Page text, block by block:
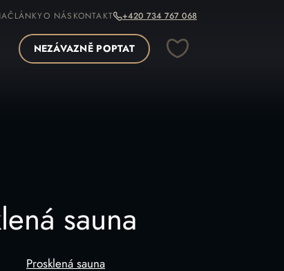
ČLÁNKYO NÁS KONTAKT +420 734 767 068
NEZÁVAZNĚ POPTAT
ODKAZ
sauna
Prosklená sauna